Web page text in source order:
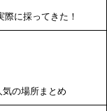
際に採ってきた！
気の場所まとめ